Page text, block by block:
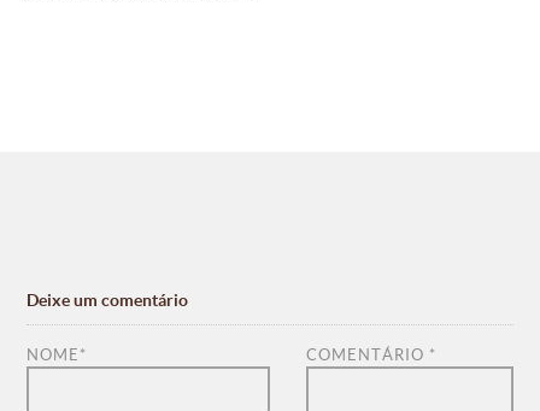
Deixe um comentário
COMENTÁRIO *
NOME *